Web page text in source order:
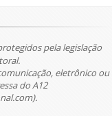
pela legislação
eletrônico ou
do A12